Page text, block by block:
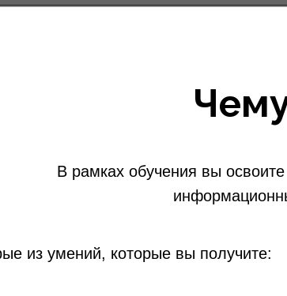
В рамках обучения вы
из умений, которые вы получите: